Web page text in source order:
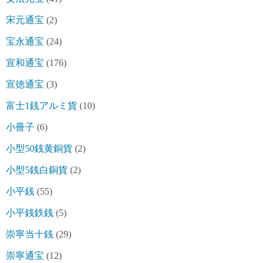
宋元通宝 (2)
宝永通宝 (24)
宣和通宝 (176)
宣徳通宝 (3)
富士1銭アルミ貨 (10)
小冊子 (6)
小型50銭黄銅貨 (2)
小型5銭白銅貨 (2)
小平銭 (55)
小平銭鉄銭 (5)
崇寧当十銭 (29)
崇寧通宝 (12)